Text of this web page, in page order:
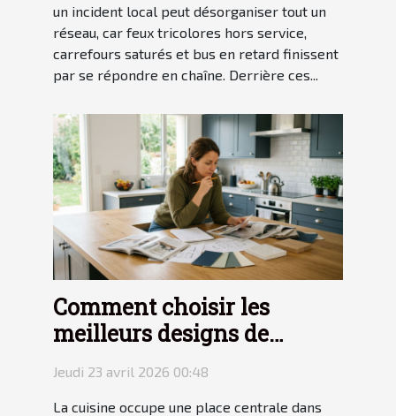
un incident local peut désorganiser tout un
réseau, car feux tricolores hors service,
carrefours saturés et bus en retard finissent
par se répondre en chaîne. Derrière ces...
Comment choisir les
meilleurs designs de
cuisine pour votre maison
?
Jeudi 23 avril 2026 00:48
La cuisine occupe une place centrale dans